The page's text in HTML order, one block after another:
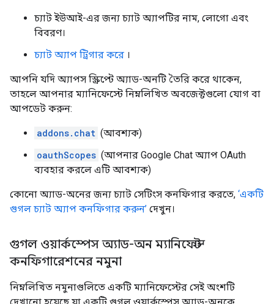
চ্যাট ইউআই-এর জন্য চ্যাট অ্যাপটির নাম, লোগো এবং
বিবরণ।
চ্যাট অ্যাপ ট্রিগার করে ।
আপনি যদি অ্যাপস স্ক্রিপ্টে অ্যাড-অনটি তৈরি করে থাকেন,
তাহলে আপনার ম্যানিফেস্টে নিম্নলিখিত অবজেক্টগুলো যোগ বা
আপডেট করুন:
addons.chat (আবশ্যক)
oauthScopes (আপনার Google Chat অ্যাপ OAuth
ব্যবহার করলে এটি আবশ্যক)
কোনো অ্যাড-অনের জন্য চ্যাট সেটিংস কনফিগার করতে, ‘একটি
গুগল চ্যাট অ্যাপ কনফিগার করুন’ দেখুন।
গুগল ওয়ার্কস্পেস অ্যাড-অন ম্যানিফেস্ট
কনফিগারেশনের নমুনা
নিম্নলিখিত নমুনাগুলিতে একটি ম্যানিফেস্টের সেই অংশটি